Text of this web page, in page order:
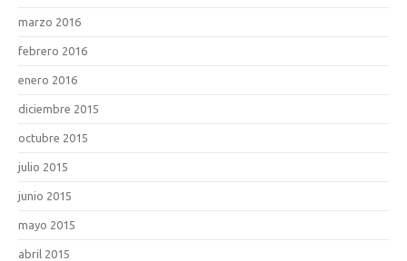
marzo 2016
febrero 2016
enero 2016
diciembre 2015
octubre 2015
julio 2015
junio 2015
mayo 2015
abril 2015